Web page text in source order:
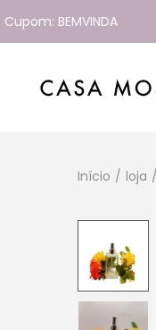
BEMVINDA
Início / loja /